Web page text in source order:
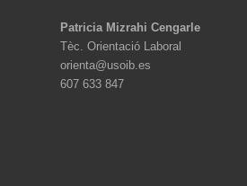
Patricia Mizrahi Cengarle
Tèc. Orientació Laboral
orienta@usoib.es
607 633 847